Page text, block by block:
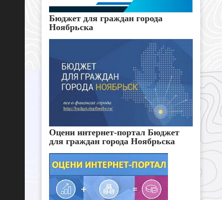
Бюджет для граждан города
Ноябрьска
Оцени интернет-портал Бюджет
для граждан города Ноябрьска